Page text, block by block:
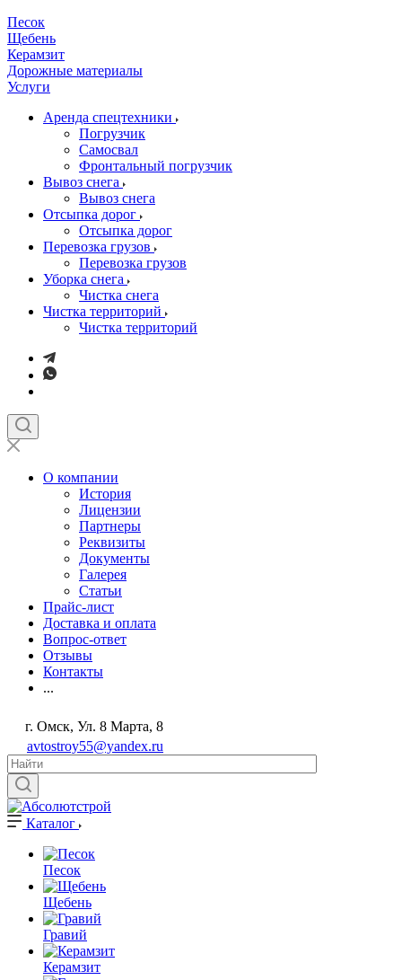
Песок
Щебень
Керамзит
Дорожные материалы
Услуги
Аренда спецтехники
Погрузчик
Самосвал
Фронтальный погрузчик
Вывоз снега
Вывоз снега
Отсыпка дорог
Отсыпка дорог
Перевозка грузов
Перевозка грузов
Уборка снега
Чистка снега
Чистка территорий
Чистка территорий
О компании
История
Лицензии
Партнеры
Реквизиты
Документы
Галерея
Статьи
Прайс-лист
Доставка и оплата
Вопрос-ответ
Отзывы
Контакты
...
г. Омск, Ул. 8 Марта, 8
avtostroy55@yandex.ru
Каталог
Песок
Щебень
Гравий
Керамзит